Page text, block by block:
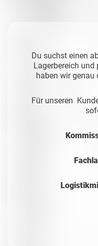
Du suchst einen
Lagerbereich und
haben wir genau
Für unseren